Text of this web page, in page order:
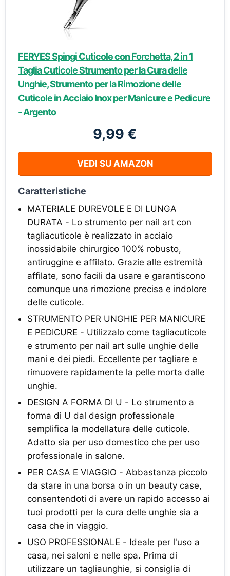
FERYES Spingi Cuticole con Forchetta, 2 in 1
Taglia Cuticole Strumento per la Cura delle
Unghie, Strumento per la Rimozione delle
Cuticole in Acciaio Inox per Manicure e Pedicure
- Argento
9,99 €
VEDI SU AMAZON
Caratteristiche
MATERIALE DUREVOLE E DI LUNGA
DURATA - Lo strumento per nail art con
tagliacuticole è realizzato in acciaio
inossidabile chirurgico 100% robusto,
antiruggine e affilato. Grazie alle estremità
affilate, sono facili da usare e garantiscono
comunque una rimozione precisa e indolore
delle cuticole.
STRUMENTO PER UNGHIE PER MANICURE
E PEDICURE - Utilizzalo come tagliacuticole
e strumento per nail art sulle unghie delle
mani e dei piedi. Eccellente per tagliare e
rimuovere rapidamente la pelle morta dalle
unghie.
DESIGN A FORMA DI U - Lo strumento a
forma di U dal design professionale
semplifica la modellatura delle cuticole.
Adatto sia per uso domestico che per uso
professionale in salone.
PER CASA E VIAGGIO - Abbastanza piccolo
da stare in una borsa o in un beauty case,
consentendoti di avere un rapido accesso ai
tuoi prodotti per la cura delle unghie sia a
casa che in viaggio.
USO PROFESSIONALE - Ideale per l'uso a
casa, nei saloni e nelle spa. Prima di
utilizzare un tagliaunghie, si consiglia di